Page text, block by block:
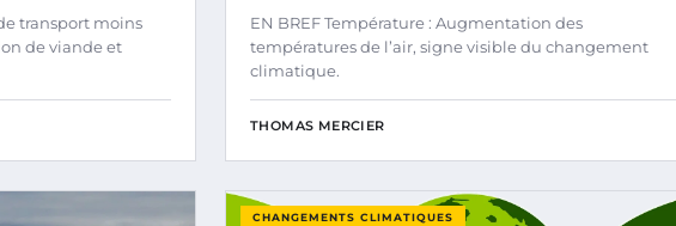
transport moins
de viande et
EN BREF Température : Augmentation des
températures de l’air, signe visible du changement
climatique.
THOMAS MERCIER
CHANGEMENTS CLIMATIQUES